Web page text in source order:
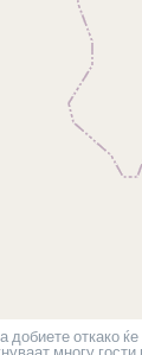
добиете откако